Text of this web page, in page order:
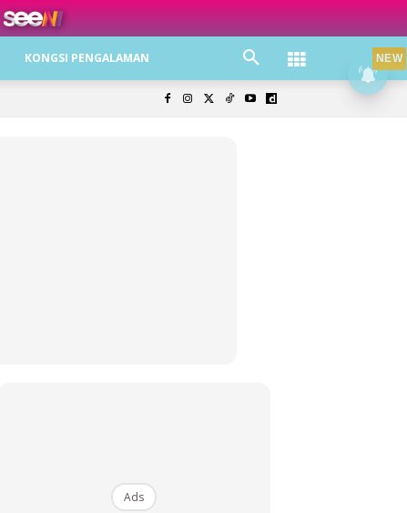
KONGSI PENGALAMAN
Ads
NEW